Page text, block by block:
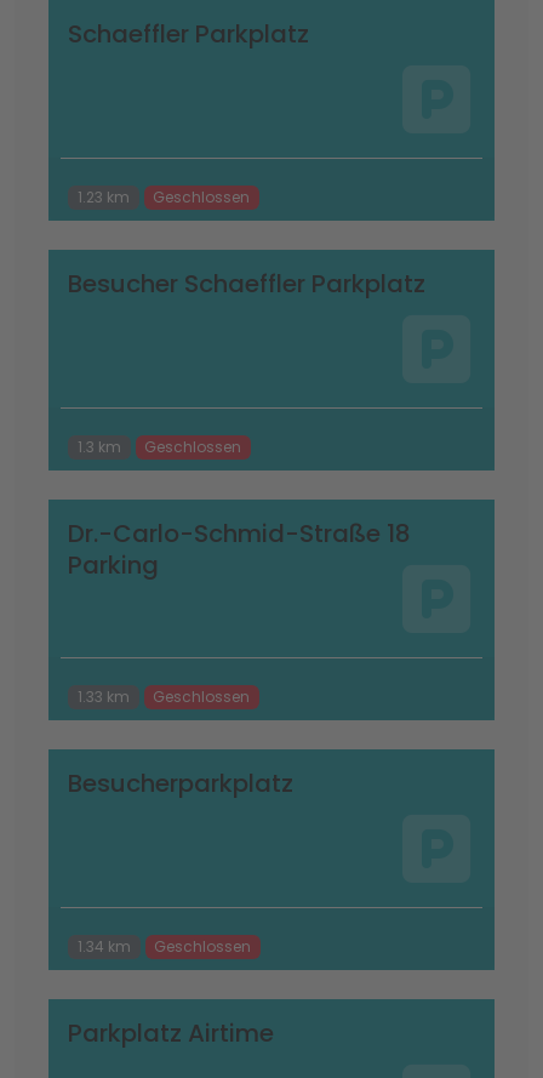
Schaeffler Parkplatz
1.23 km Geschlossen
Besucher Schaeffler Parkplatz
1.3 km Geschlossen
Dr.-Carlo-Schmid-Straße 18
Parking
1.33 km Geschlossen
Besucherparkplatz
1.34 km Geschlossen
Parkplatz Airtime